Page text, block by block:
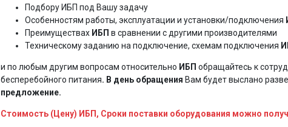
Подбору ИБП под Вашу задачу
Особенностям работы, эксплуатации и установки/подключения
Преимуществах ИБП в сравнении с другими производителями
Техническому заданию на подключение, схемам подключения
и по любым другим вопросам относительно ИБП обращайтесь к
бесперебойного питания. В день обращения Вам будет выслано
предложение.
Cтоимость (Цену) ИБП, Сроки поставки оборудования можно